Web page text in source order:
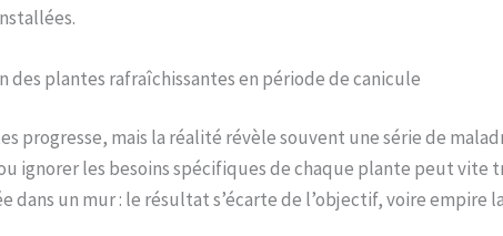
plantes rafraîchissantes en période de canicule
progresse, mais la réalité révèle souvent une série de
ignorer les besoins spécifiques de chaque plante peut
dans un mur : le résultat s’écarte de l’objectif, voire empire